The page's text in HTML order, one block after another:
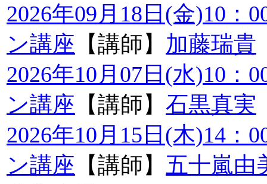
2026年09月18日(金)10
ン講座 【講師】 加藤瑞貴
2026年10月07日(水)10
ン講座 【講師】 石黒真実
2026年10月15日(木)14
ン講座 【講師】 五十嵐由